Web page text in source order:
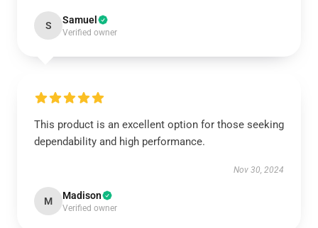
S Samuel
Verified owner
This product is an excellent option for those seeking
dependability and high performance.
Nov 30, 2024
M Madison
Verified owner